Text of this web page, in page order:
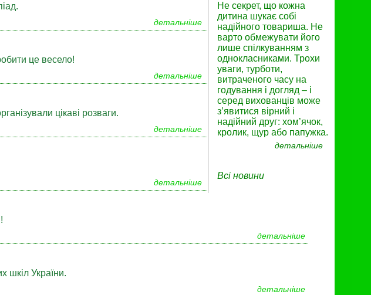
Не секрет, що кожна
дитина шукає собі
надійного товариша. Не
варто обмежувати його
лише спілкуванням з
однокласниками. Трохи
уваги, турботи,
витраченого часу на
годування і догляд – і
серед вихованців може
з’явитися вірний і
надійний друг: хом’ячок,
кролик, щур або папужка.
детальніше
Всі новини
детальніше
це весело!
детальніше
цікаві розваги.
детальніше
детальніше
детальніше
шкіл України.
детальніше